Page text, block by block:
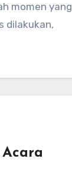
momen yang
dilakukan,